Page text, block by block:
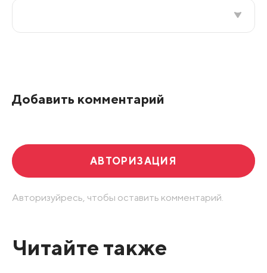
Добавить комментарий
АВТОРИЗАЦИЯ
Авторизуйресь, чтобы оставить комментарий.
Читайте также